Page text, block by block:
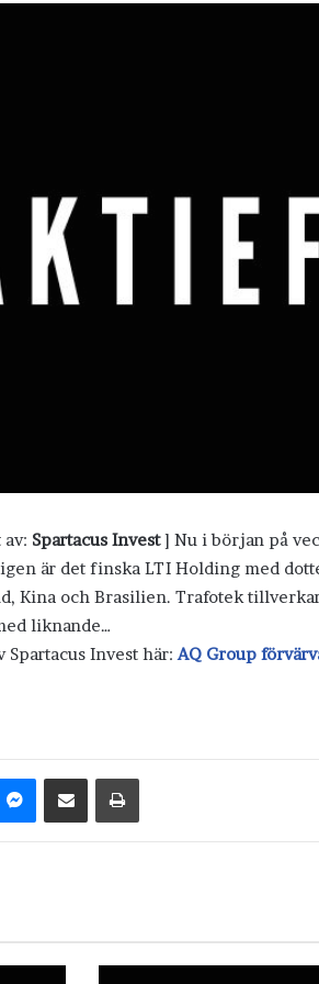
Spartacus Invest] Nu i början på
är det finska LTI Holding med
Kina och Brasilien. Trafotek
liknande…
Invest här: AQ Group
Messenger
Dela via e-post Skriv ut